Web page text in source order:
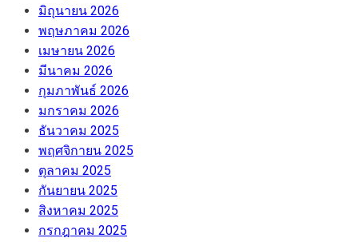
มิถุนายน 2026
พฤษภาคม 2026
เมษายน 2026
มีนาคม 2026
กุมภาพันธ์ 2026
มกราคม 2026
ธันวาคม 2025
พฤศจิกายน 2025
ตุลาคม 2025
กันยายน 2025
สิงหาคม 2025
กรกฎาคม 2025